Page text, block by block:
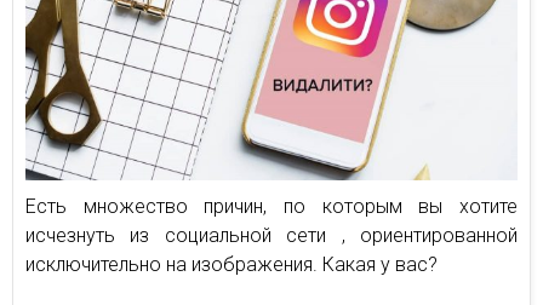
Есть множество причин, по которым вы хотите
исчезнуть из социальной сети , ориентированной
исключительно на изображения. Какая у вас?